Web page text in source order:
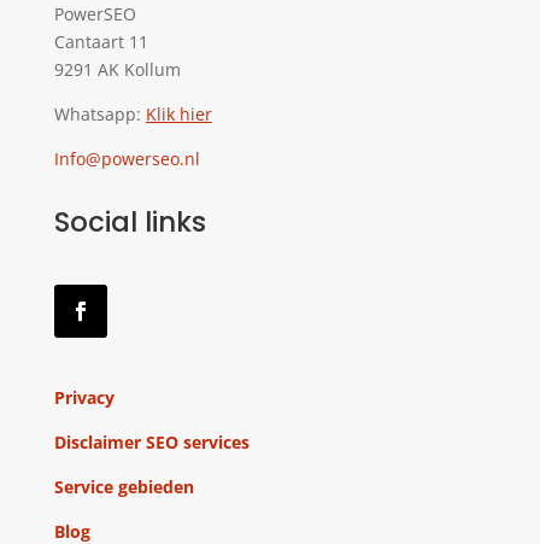
PowerSEO
Cantaart 11
9291 AK Kollum
Whatsapp: Klik hier
Info@powerseo.nl
Social links
Privacy
Disclaimer SEO services
Service gebieden
Blog